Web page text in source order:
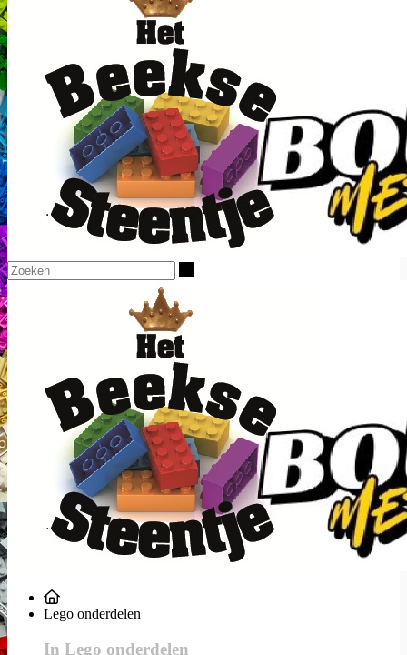
Lego onderdelen
In Lego onderdelen